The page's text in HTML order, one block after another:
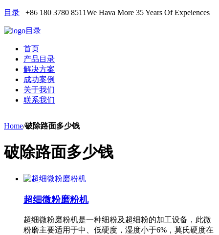
目录 +86 180 3780 8511We Hava More 35 Years Of Expeiences
目录
首页
产品目录
解决方案
成功案例
关于我们
联系我们
Home/破除路面多少钱
破除路面多少钱
超细微粉磨粉机
超细微粉磨粉机是一种细粉及超细粉的加工设备，此微
粉磨主要适用于中、低硬度，湿度小于6%，莫氏硬度在